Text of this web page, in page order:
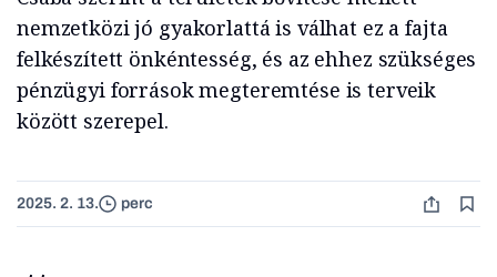
nemzetközi jó gyakorlattá is válhat ez a fajta
felkészített önkéntesség, és az ehhez szükséges
pénzügyi források megteremtése is terveik
között szerepel.
2025. 2. 13. perc